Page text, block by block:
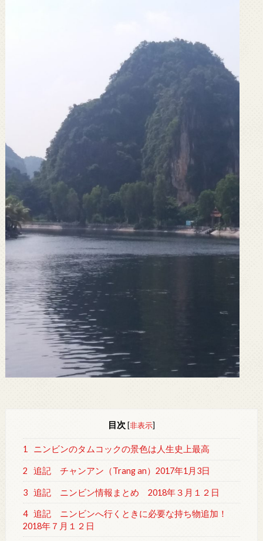
目次 [非表示]
1 ニンビンのタムコックの景色は人生史上最高
2 追記 チャンアン（Trang an）2017年1月3日
3 追記 ニンビン情報まとめ 2018年３月１２日
4 追記 ニンビンへ行くときに必要な持ち物追加！
2018年７月１２日